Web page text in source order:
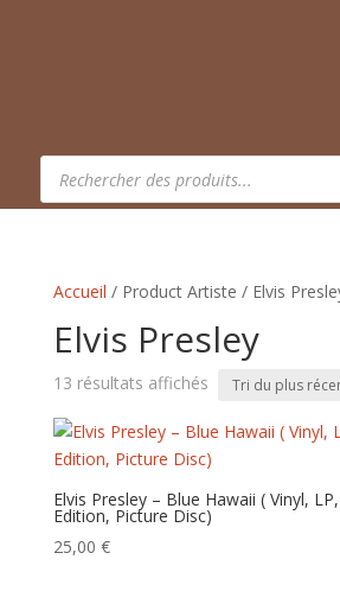
Recherche
produits
Accueil / Product Artiste / Elvis
Elvis Presley
13 résultats affichésTrié
plus
récent
au
plus
Elvis Presley – Blue Hawaii ( Vinyl,
Edition, Picture Disc)
25,00 €